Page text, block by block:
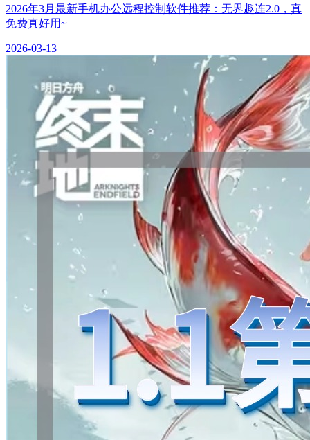
2026年3月最新手机办公远程控制软件推荐：无界趣连2.0，真
免费真好用~
2026-03-13